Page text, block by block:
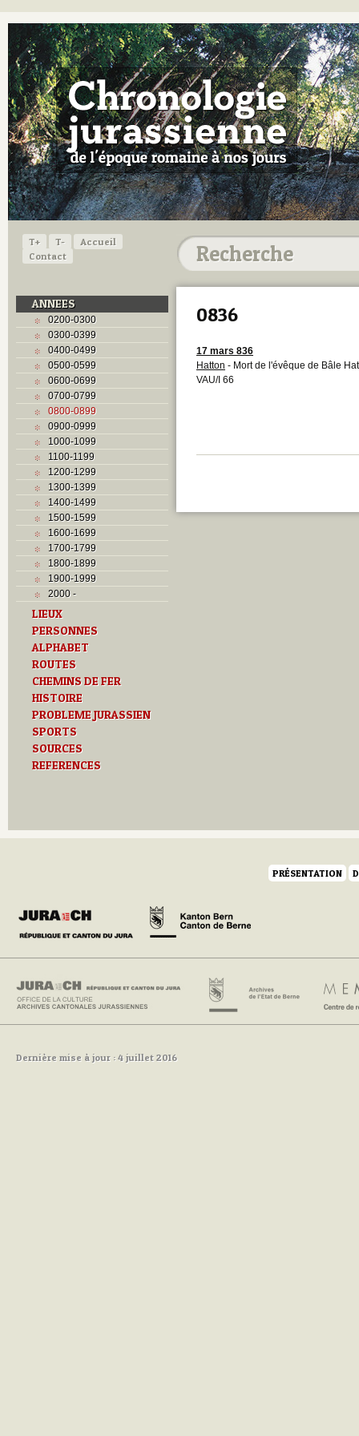
T+ T-
Accueil
Contact
ANNEES
0200-0300
0300-0399
0400-0499
0500-0599
0600-0699
0700-0799
0800-0899
0900-0999
1000-1099
1100-1199
1200-1299
1300-1399
1400-1499
1500-1599
1600-1699
1700-1799
1800-1899
1900-1999
2000 -
LIEUX
PERSONNES
ALPHABET
ROUTES
CHEMINS DE FER
HISTOIRE
PROBLEME JURASSIEN
SPORTS
SOURCES
REFERENCES
0836
17 mars 836
Hatton - Mort de l'évêque de Bâle
VAU/I 66
PRÉSENTATION
Dernière mise à jour : 4 juillet 2016